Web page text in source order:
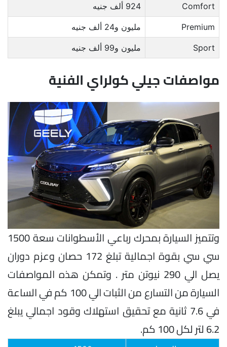
Comfort 924 ألف جنيه
Premium مليون و24 ألف جنيه
Sport مليون و99 ألف جنيه
مواصفات جيلي كولراي الفنية
وتتميز السيارة بمحرك رباعي الأسطوانات سعة 1500
سي سي بقوة اجمالية تبلغ 172 حصان وعزم دوران
يصل الي 290 نيوتن متر . وتمكن هذه المواصفات
السيارة من التسارع من الثبات الي 100 كم في الساعة
في 7.6 ثانية مع تحقيق استهلاك وقود اجمالي يبلغ
6.2 لتر لكل 100 كم.